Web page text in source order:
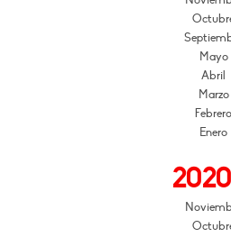
Mayo
Abril
Marzo
Febrero
Enero
2020